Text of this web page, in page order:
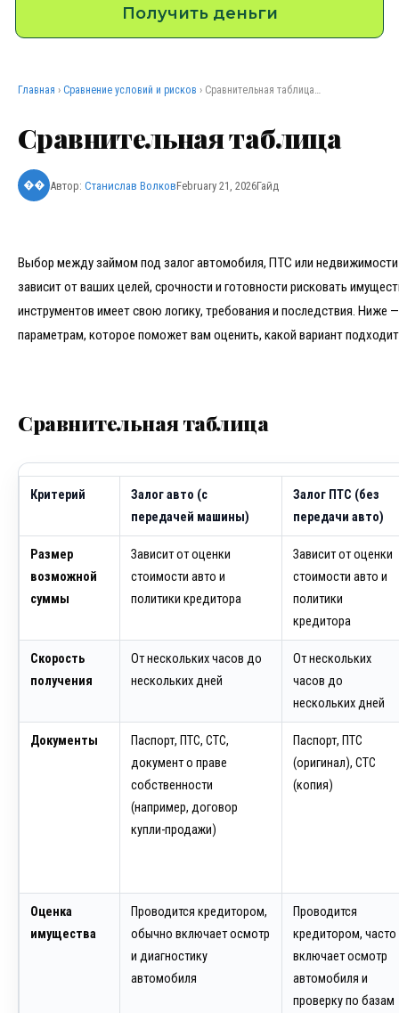
Получить деньги
Главная › Сравнение условий и рисков › Сравнительная таблица…
Сравнительная таблица
�� Автор: Станислав ВолковFebruary 21, 2026Гайд
Выбор между займом под залог автомобиля, ПТС или
зависит от ваших целей, срочности и готовности рисковать
инструментов имеет свою логику, требования и последствия. Ниже
параметрам, которое поможет вам оценить, какой вариант
Сравнительная таблица
Критерий
Залог авто (с
передачей машины)
Залог ПТС (без
передачи авто)
Размер
возможной
суммы
Зависит от оценки
стоимости авто и
политики кредитора
Зависит от оценки
стоимости авто и
политики
кредитора
Скорость
получения
От нескольких часов до
нескольких дней
От нескольких
часов до
нескольких дней
Документы
Паспорт, ПТС, СТС,
документ о праве
собственности
(например, договор
купли-продажи)
Паспорт, ПТС
(оригинал), СТС
(копия)
Оценка
имущества
Проводится кредитором,
обычно включает осмотр
и диагностику
автомобиля
Проводится
кредитором, часто
включает осмотр
автомобиля и
проверку по базам